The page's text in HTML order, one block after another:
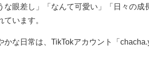
な眼差し」「なんて可愛い」「日々の成
います。
かな日常は、TikTokアカウント「